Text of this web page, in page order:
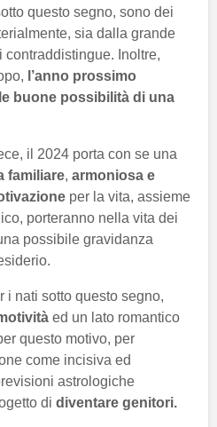
questo segno, sono dei
sia dalla grande
contraddistingue. Inoltre,
l’anno prossimo
buone possibilità di una
il 2024 porta con se una
familiare, armoniosa e
per la vita, assieme
porteranno nella vita dei
possibile gravidanza
i nati sotto questo segno,
ed un lato romantico
questo motivo, per
come incisiva ed
astrologiche
di diventare genitori.